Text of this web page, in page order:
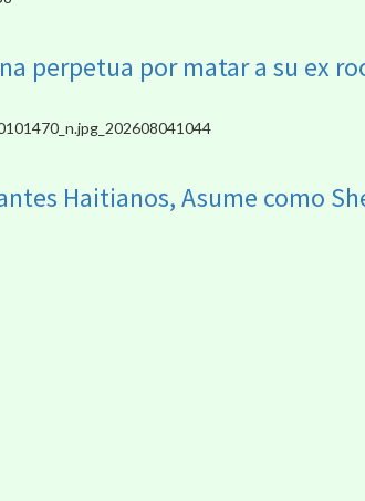
perpetua por matar a su ex
Haitianos, Asume como